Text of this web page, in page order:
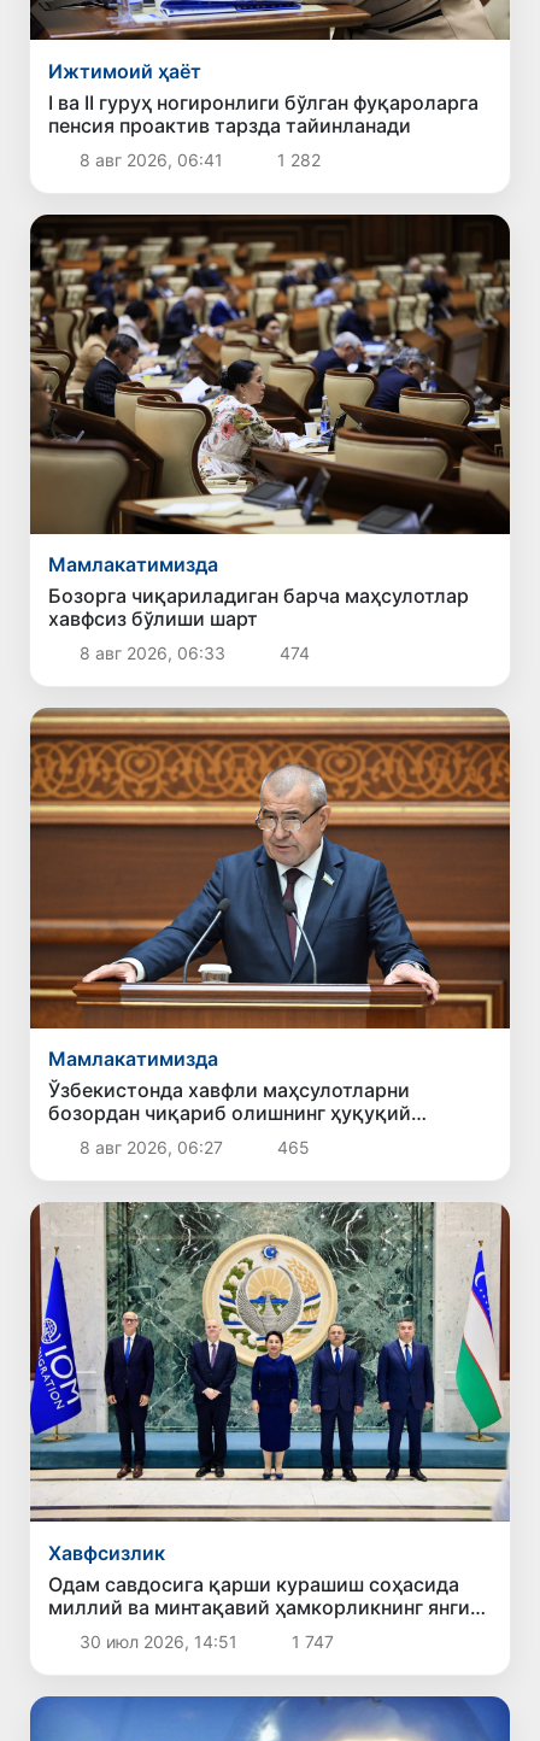
Ижтимоий ҳаёт
I ва II гуруҳ ногиронлиги бўлган фуқароларга
пенсия проактив тарзда тайинланади
8 авг 2026, 06:41 1 282
Мамлакатимизда
Бозорга чиқариладиган барча маҳсулотлар
хавфсиз бўлиши шарт
8 авг 2026, 06:33 474
Мамлакатимизда
Ўзбекистонда хавфли маҳсулотларни
бозордан чиқариб олишнинг ҳуқуқий
механизми белгиланади
8 авг 2026, 06:27 465
Хавфсизлик
Одам савдосига қарши курашиш соҳасида
миллий ва минтақавий ҳамкорликнинг янги
устувор йўналишлари белгилаб олинди
30 июл 2026, 14:51 1 747